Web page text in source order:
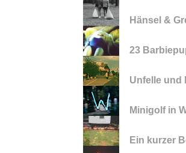
Hänsel &
23
Unfelle und
Minigolf in
Ein kurzer